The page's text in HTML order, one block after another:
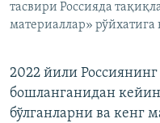
тасвири Россияда
материаллар» рўйхатига
2022 йили
бошланганидан
бўлганларни ва кенг